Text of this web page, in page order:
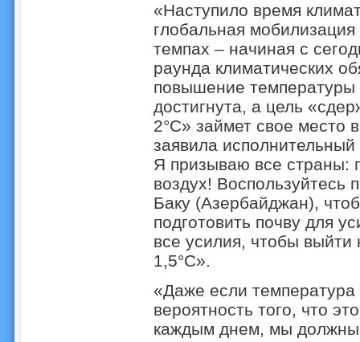
«Наступило время
глобальная
темпах – начиная с
раунда климатических
повышение температуры
достигнута, а цель
2°C» займет свое место
заявила
Я призываю все страны:
воздух! Воспользуйтесь
Баку (Азербайджан),
подготовить почву для
все усилия, чтобы
1,5°C».
«Даже если
вероятность того, что
каждым днем, мы должны